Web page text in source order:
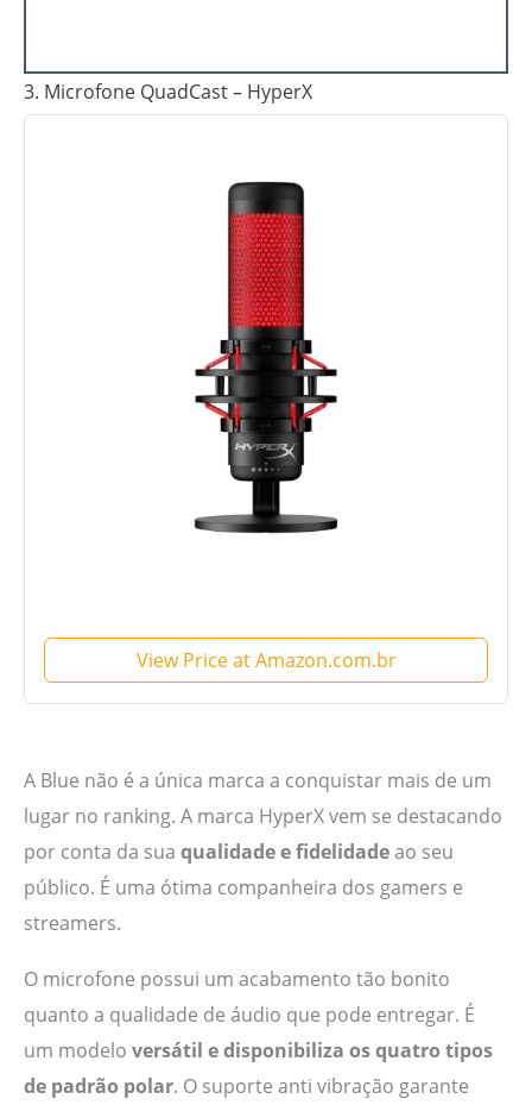
3. Microfone QuadCast – HyperX
View Price at Amazon.com.br
A Blue não é a única marca a conquistar mais de um
lugar no ranking. A marca HyperX vem se destacando
por conta da sua qualidade e fidelidadeao seu
público. É uma ótima companheira dos gamers e
streamers.
O microfone possui um acabamento tão bonito
quanto a qualidade de áudio que pode entregar. É
um modelo versátil e disponibiliza os quatro tipos
de padrão polar. O suporte anti vibração garante